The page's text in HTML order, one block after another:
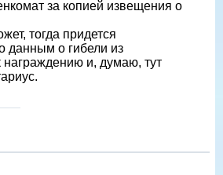
за копией извещения о
тогда придется
данным о гибели из
награждению и, думаю, тут